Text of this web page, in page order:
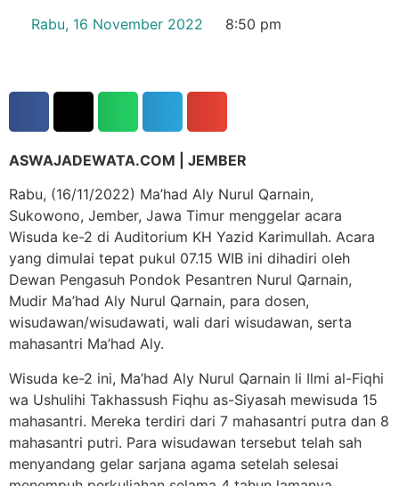
Rabu, 16 November 2022 8:50 pm
ASWAJADEWATA.COM | JEMBER
Rabu, (16/11/2022) Ma’had Aly Nurul Qarnain,
Sukowono, Jember, Jawa Timur menggelar acara
Wisuda ke-2 di Auditorium KH Yazid Karimullah. Acara
yang dimulai tepat pukul 07.15 WIB ini dihadiri oleh
Dewan Pengasuh Pondok Pesantren Nurul Qarnain,
Mudir Ma’had Aly Nurul Qarnain, para dosen,
wisudawan/wisudawati, wali dari wisudawan, serta
mahasantri Ma’had Aly.
Wisuda ke-2 ini, Ma’had Aly Nurul Qarnain li Ilmi al-Fiqhi
wa Ushulihi Takhassush Fiqhu as-Siyasah mewisuda 15
mahasantri. Mereka terdiri dari 7 mahasantri putra dan 8
mahasantri putri. Para wisudawan tersebut telah sah
menyandang gelar sarjana agama setelah selesai